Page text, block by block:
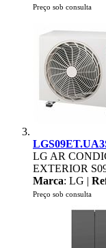
Preço sob consulta
LG AR
EXTERIOR
Marca: LG |
Preço sob consulta